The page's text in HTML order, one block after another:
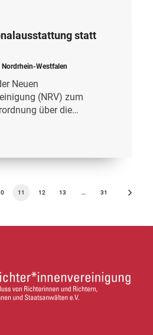
statt
Nordrhein-Westfalen
Neuen
(NRV) zum
über die…
11 12 13 … 31